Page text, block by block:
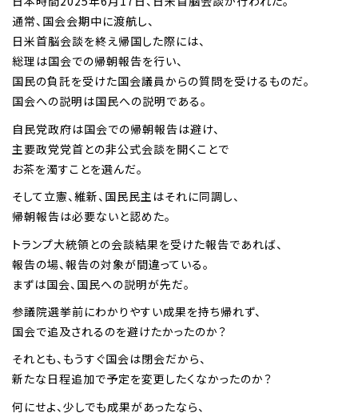
通常、国会会期中に渡航し、
日米首脳会談を終え帰国した際には、
総理は国会での帰朝報告を行い、
国民の負託を受けた国会議員からの質問を受けるものだ。
国会への説明は国民への説明である。
自民党政府は国会での帰朝報告は避け、
主要政党党首との非公式会談を開くことで
お茶を濁すことを選んだ。
そして立憲、維新、国民民主はそれに同調し、
帰朝報告は必要ないと認めた。
トランプ大統領との会談結果を受けた報告であれば、
報告の場、報告の対象が間違っている。
まずは国会、国民への説明が先だ。
参議院選挙前にわかりやすい成果を持ち帰れず、
国会で追及されるのを避けたかったのか？
それとも、もうすぐ国会は閉会だから、
新たな日程追加で予定を変更したくなかったのか？
何にせよ、少しでも成果があったなら、